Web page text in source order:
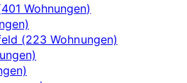
Wohnungen)
(223 Wohnungen)